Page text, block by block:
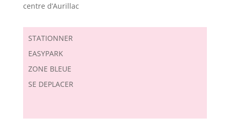
centre d’Aurillac
STATIONNER
EASYPARK
ZONE BLEUE
SE DEPLACER